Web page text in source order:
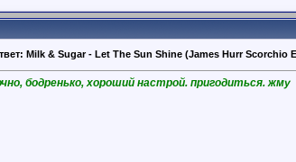
Milk & Sugar - Let The Sun Shine (James Hurr Scorchio
бодренько, хороший настрой. пригодиться. жму